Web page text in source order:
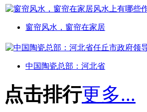
窗帘风水，窗帘在家居
中国陶瓷总部：河北省
点击排行更多...